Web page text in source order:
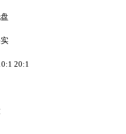
20:1